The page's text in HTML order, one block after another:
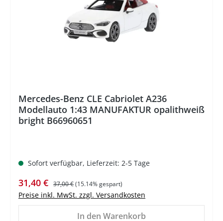
Mercedes-Benz CLE Cabriolet A236
Modellauto 1:43 MANUFAKTUR opalithweiß
bright B66960651
Sofort verfügbar, Lieferzeit: 2-5 Tage
Verkaufspreis:
31,40 € Regulärer Preis:
37,00 €(15.14% gespart)
Preise inkl. MwSt. zzgl. Versandkosten
In den Warenkorb